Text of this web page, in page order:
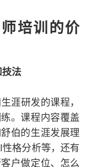
培训的价
法
涯研发的课程，
。课程内容覆盖
伯的生涯发展理
格分析等，还有
户做定位、怎么